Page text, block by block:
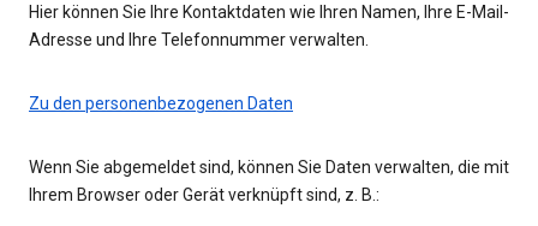
Hier können Sie Ihre Kontaktdaten wie Ihren Namen, Ihre E-Mail-
Adresse und Ihre Telefonnummer verwalten.
Zu den personenbezogenen Daten
Wenn Sie abgemeldet sind, können Sie Daten verwalten, die mit
Ihrem Browser oder Gerät verknüpft sind, z. B.: